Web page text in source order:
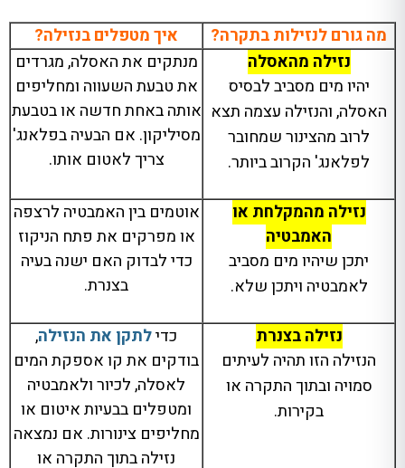
מה גורם לנזילות בתקרה?
איך מטפלים בנזילה?
נזילה מהאסלה
יהיו מים מסביב לבסיס
האסלה, והנזילה עצמה תצא
לרוב מהצינור שמחובר
לפלאנג' הקרוב ביותר.
מנתקים את האסלה, מגרדים
את טבעת השעווה ומחליפים
אותה באחת חדשה או בטבעת
מסיליקון. אם הבעיה בפלאנג'
צריך לאטום אותו.
נזילה מהמקלחת או
האמבטיה
יתכן שיהיו מים מסביב
לאמבטיה ויתכן שלא.
אוטמים בין האמבטיה לרצפה
או מפרקים את פתח הניקוז
כדי לבדוק האם ישנה בעיה
בצנרת.
נזילה בצנרת
הנזילה הזו תהיה לעיתים
סמויה ובתוך התקרה או
בקירות.
כדילתקן את הנזילה,
בודקים את קו אספקת המים
לאסלה, לכיור ולאמבטיה
ומטפלים בבעיות איטום או
מחליפים צינורות. אם נמצאה
נזילה בתוך התקרה או